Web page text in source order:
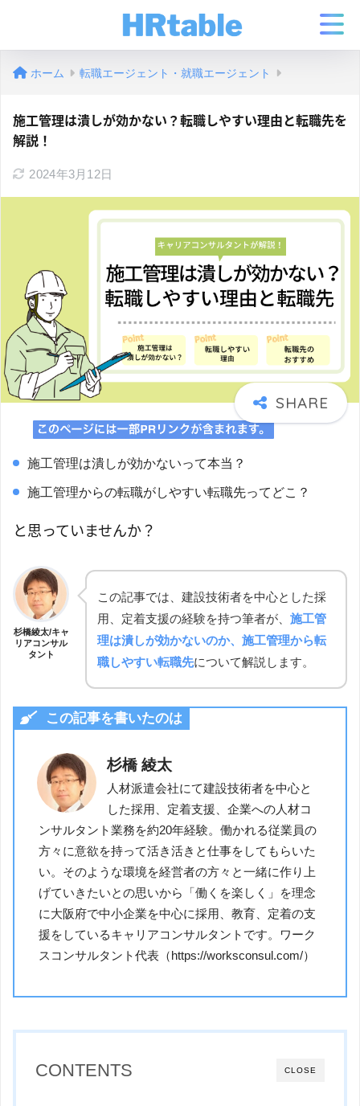
ホーム 転職エージェント・就職エージェント
施工管理は潰しが効かない？転職しやすい理由と転職先を
解説！
2024年3月12日
施工管理は潰しが効かないって本当？
施工管理からの転職がしやすい転職先ってどこ？
と思っていませんか？
杉橋綾太/キャ
リアコンサル
タント
この記事では、建設技術者を中心とした採
用、定着支援の経験を持つ筆者が、 施工管
理は潰しが効かないのか、施工管理から転
職しやすい転職先について解説します。
この記事を書いたのは
杉橋 綾太
人材派遣会社にて建設技術者を中心と
した採用、定着支援、企業への人材コ
ンサルタント業務を約20年経験。働かれる従業員の
方々に意欲を持って活き活きと仕事をしてもらいた
い。そのような環境を経営者の方々と一緒に作り上
げていきたいとの思いから「働くを楽しく」を理念
に大阪府で中小企業を中心に採用、教育、定着の支
援をしているキャリアコンサルタントです。ワーク
スコンサルタント代表（https://worksconsul.com/）
CLOSE
CONTENTS